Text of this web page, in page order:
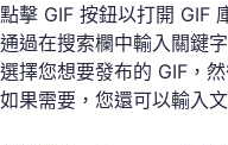
點擊 GIF 按鈕以打開 GIF
通過在搜索欄中輸入關鍵
選擇您想要發布的 GIF，
如果需要，您還可以輸入